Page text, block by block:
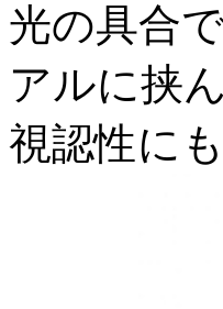
光の具合
アルに挟
視認性に